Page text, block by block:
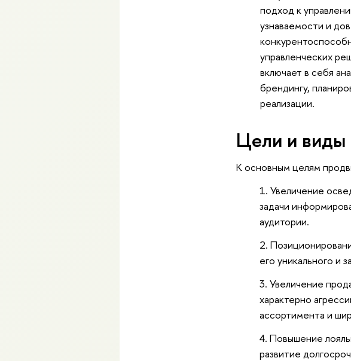
подход к
узнаваемости и
управленческих
включает в себя
брендингу,
реализации.
Цели и виды
К основным целям
Увеличение
задачи
аудитории.
его уникального и
Увеличение
характерно
ассортимента и
Повышение
развитие